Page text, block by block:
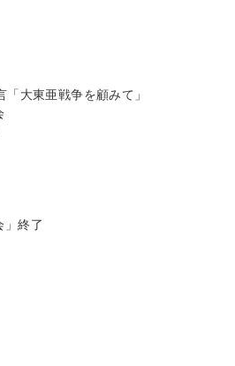
大東亜戦争を顧みて」
」終了